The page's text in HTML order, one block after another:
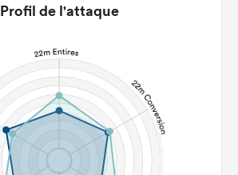
Profil de l'attaque